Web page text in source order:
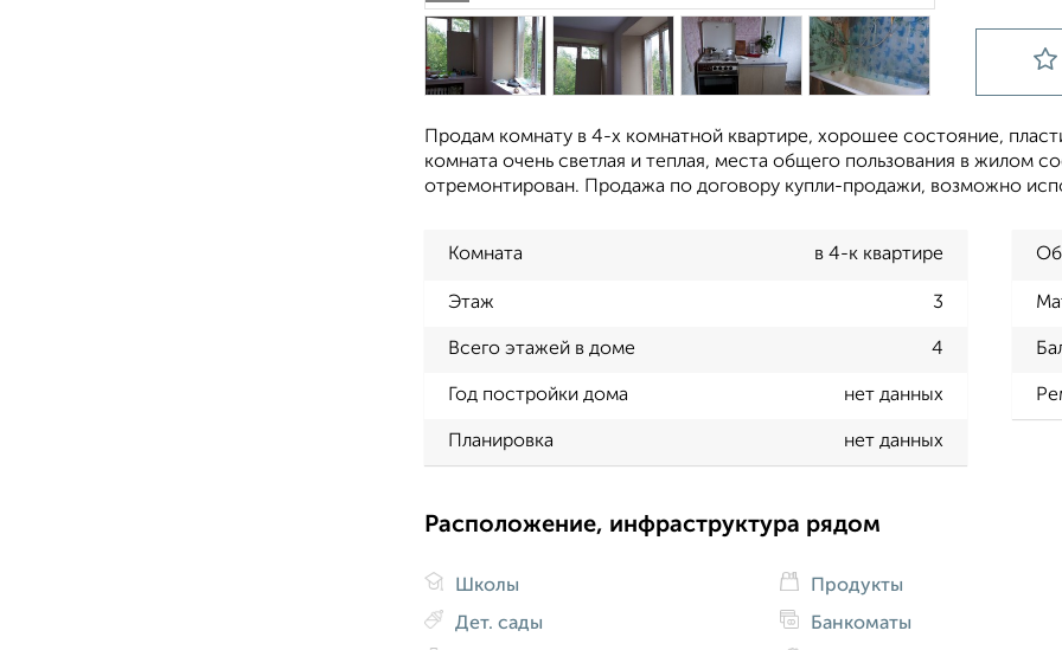
Продам комнату в 4-х комнатной квартире, хорошее состояние,
комната очень светлая и теплая, места общего пользования в жилом
отремонтирован. Продажа по договору купли-продажи, возможно
Комната в 4-к квартире
Этаж 3
Всего этажей в доме 4
Год постройки дома нет данных
Планировка нет данных
Расположение, инфраструктура рядом
Школы
Дет. сады
Продукты
Банкоматы